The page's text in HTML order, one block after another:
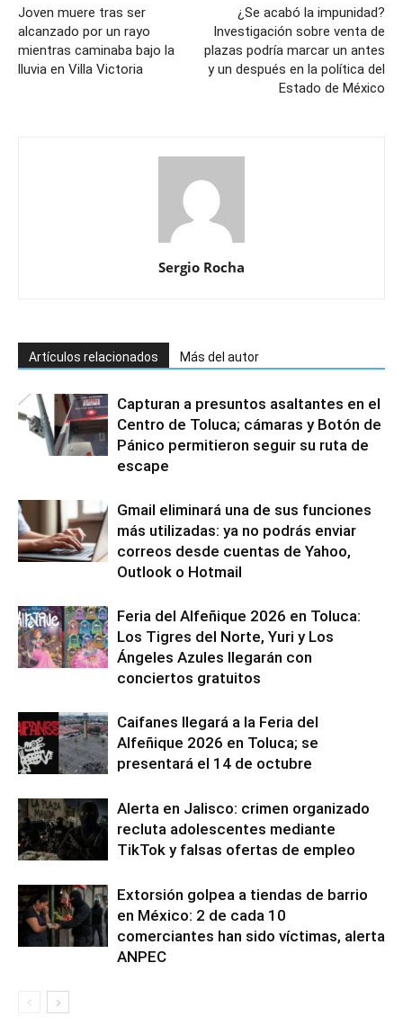
Joven muere tras ser
alcanzado por un rayo
mientras caminaba bajo la
lluvia en Villa Victoria
¿Se acabó la impunidad?
Investigación sobre venta de
plazas podría marcar un antes
y un después en la política del
Estado de México
Sergio Rocha
Artículos relacionados Más del autor
Capturan a presuntos asaltantes en el
Centro de Toluca; cámaras y Botón de
Pánico permitieron seguir su ruta de
escape
Gmail eliminará una de sus funciones
más utilizadas: ya no podrás enviar
correos desde cuentas de Yahoo,
Outlook o Hotmail
Feria del Alfeñique 2026 en Toluca:
Los Tigres del Norte, Yuri y Los
Ángeles Azules llegarán con
conciertos gratuitos
Caifanes llegará a la Feria del
Alfeñique 2026 en Toluca; se
presentará el 14 de octubre
Alerta en Jalisco: crimen organizado
recluta adolescentes mediante
TikTok y falsas ofertas de empleo
Extorsión golpea a tiendas de barrio
en México: 2 de cada 10
comerciantes han sido víctimas, alerta
ANPEC